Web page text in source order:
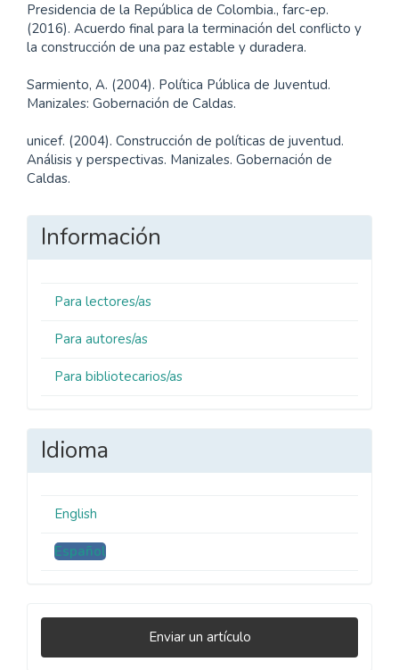
Presidencia de la República de Colombia., farc-ep.
(2016). Acuerdo final para la terminación del conflicto y
la construcción de una paz estable y duradera.
Sarmiento, A. (2004). Política Pública de Juventud.
Manizales: Gobernación de Caldas.
unicef. (2004). Construcción de políticas de juventud.
Análisis y perspectivas. Manizales. Gobernación de
Caldas.
Información
Para lectores/as
Para autores/as
Para bibliotecarios/as
Idioma
English
Español
Enviar
un
Enviar un artículo